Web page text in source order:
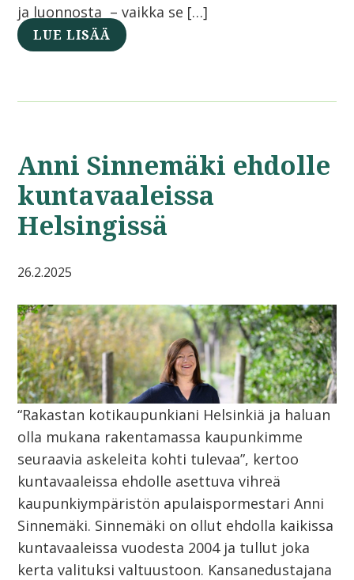
ja luonnosta – vaikka se […]
LUE LISÄÄ
Anni Sinnemäki ehdolle
kuntavaaleissa
Helsingissä
26.2.2025
“Rakastan kotikaupunkiani Helsinkiä ja haluan
olla mukana rakentamassa kaupunkimme
seuraavia askeleita kohti tulevaa”, kertoo
kuntavaaleissa ehdolle asettuva vihreä
kaupunkiympäristön apulaispormestari Anni
Sinnemäki. Sinnemäki on ollut ehdolla kaikissa
kuntavaaleissa vuodesta 2004 ja tullut joka
kerta valituksi valtuustoon. Kansanedustajana